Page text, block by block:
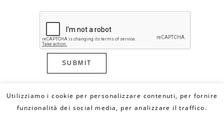
Utilizziamo i cookie per personalizzare contenuti, per fornire
funzionalità dei social media, per analizzare il traffico.